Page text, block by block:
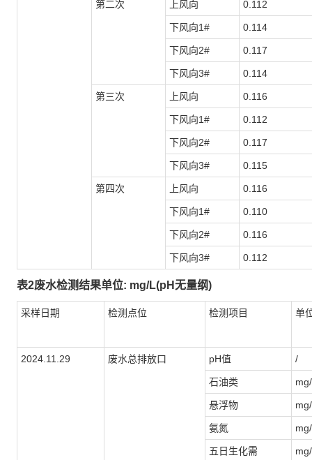
第二次 上风向 0.112
下风向1# 0.114
下风向2# 0.117
下风向3# 0.114
第三次 上风向 0.116
下风向1# 0.112
下风向2# 0.117
下风向3# 0.115
第四次 上风向 0.116
下风向1# 0.110
下风向2# 0.116
下风向3# 0.112
表2废水检测结果单位: mg/L(pH无量纲)
采样日期 检测点位 检测项目 单
2024.11.29 废水总排放口 pH值 /
石油类
悬浮物
氨氮
五日生化需